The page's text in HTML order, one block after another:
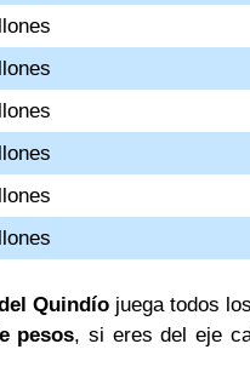
Quindío juega todos los
pesos, si eres del eje